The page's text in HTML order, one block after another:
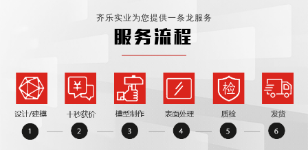
齐乐实业为您提供一条龙服务
服务流程